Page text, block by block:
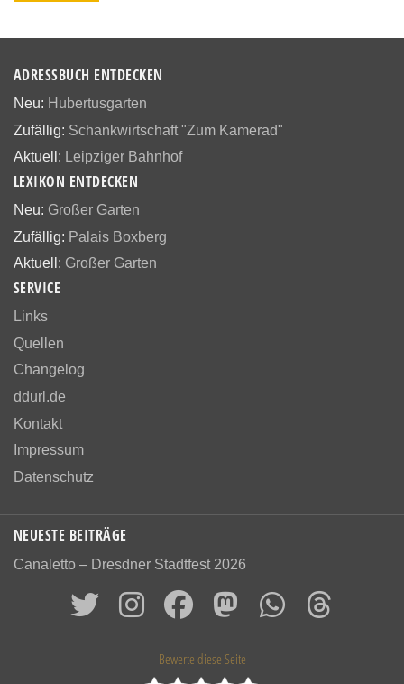
ADRESSBUCH ENTDECKEN
Neu: Hubertusgarten
Zufällig: Schankwirtschaft "Zum Kamerad"
Aktuell: Leipziger Bahnhof
LEXIKON ENTDECKEN
Neu: Großer Garten
Zufällig: Palais Boxberg
Aktuell: Großer Garten
SERVICE
Links
Quellen
Changelog
ddurl.de
Kontakt
Impressum
Datenschutz
NEUESTE BEITRÄGE
Canaletto – Dresdner Stadtfest 2026
Bewerte diese Seite